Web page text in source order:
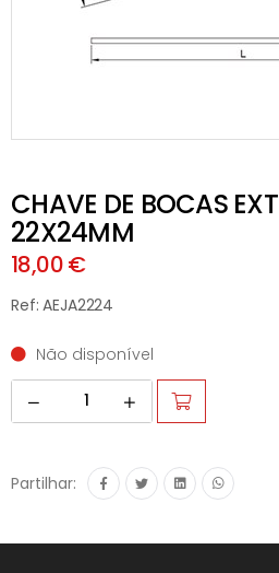
CHAVE DE BOCAS
22X24MM
18,00 €
Ref: AEJA2224
Não disponível
Partilhar: